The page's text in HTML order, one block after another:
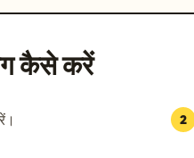
कैसे करें
2